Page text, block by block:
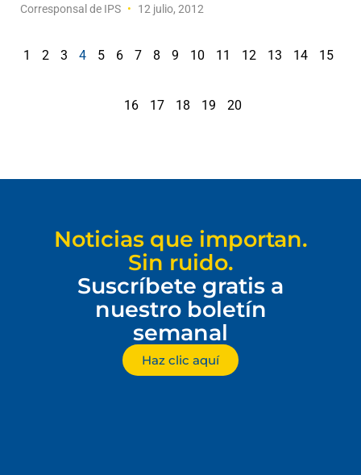
Corresponsal de IPS 12 julio, 2012
1 2 3 4 5 6 7 8 9 10 11 12 13 14 15
16 17 18 19 20
Noticias que importan.
Sin ruido.
Suscríbete gratis a
nuestro boletín
semanal
Haz clic aquí